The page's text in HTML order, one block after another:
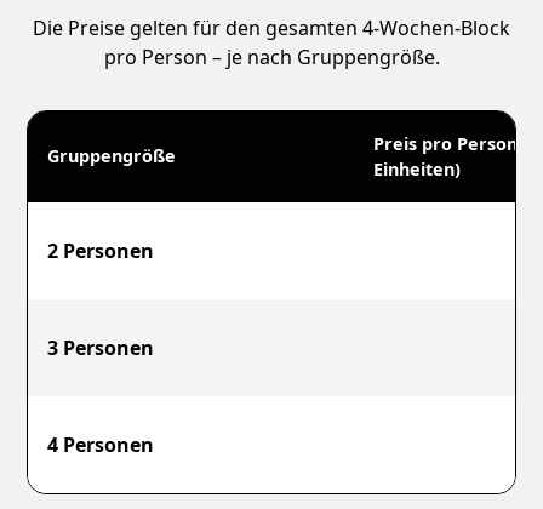
Die Preise gelten für den gesamten 4-Wochen-Block
pro Person – je nach Gruppengröße.
Gruppengröße
Preis pro Person
Einheiten)
2 Personen
3 Personen
4 Personen